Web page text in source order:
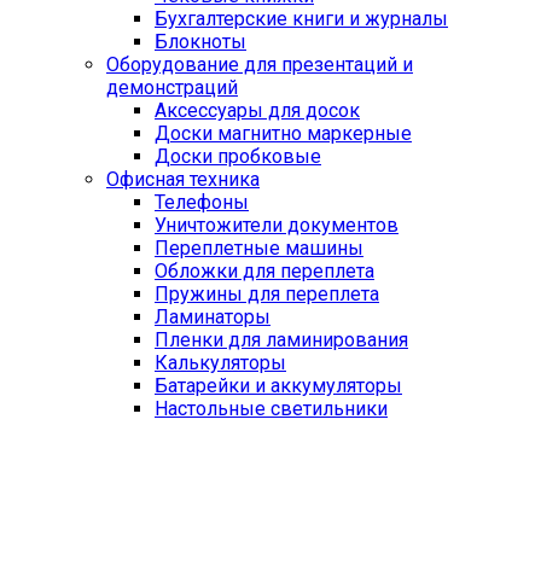
Бухгалтерские книги и журналы
Блокноты
Оборудование для презентаций и
демонстраций
Аксессуары для досок
Доски магнитно маркерные
Доски пробковые
Офисная техника
Телефоны
Уничтожители документов
Переплетные машины
Обложки для переплета
Пружины для переплета
Ламинаторы
Пленки для ламинирования
Калькуляторы
Батарейки и аккумуляторы
Настольные светильники